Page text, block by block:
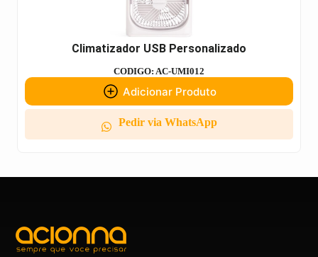
Climatizador USB Personalizado
CODIGO: AC-UMI012
Adicionar Produto
Pedir via WhatsApp